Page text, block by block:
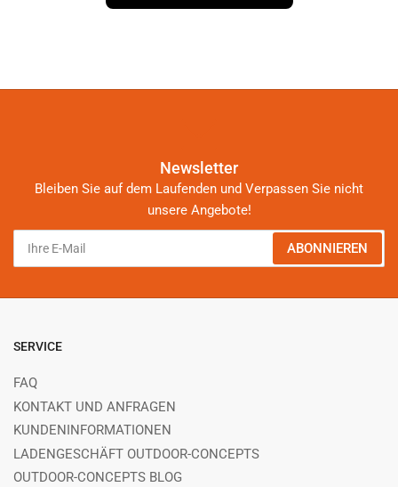
Newsletter
Bleiben Sie auf dem Laufenden und Verpassen Sie nicht
unsere Angebote!
Mail
ABONNIEREN
SERVICE
FAQ
KONTAKT UND ANFRAGEN
KUNDENINFORMATIONEN
LADENGESCHÄFT OUTDOOR-CONCEPTS
OUTDOOR-CONCEPTS BLOG